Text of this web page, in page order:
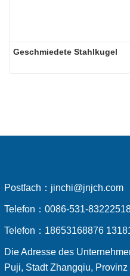
Geschmiedete Stahlkugel
Postfach： jinchi@jnjch.com
Telefon： 0086-531-
Telefon： 18653168876
Die Adresse des
Puji, Stadt Zhangqiu,